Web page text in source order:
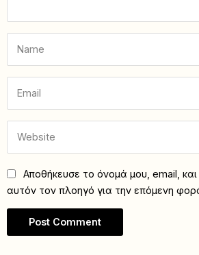
Αποθήκευσε το όνομά μου, email,
αυτόν τον πλοηγό για την επόμενη